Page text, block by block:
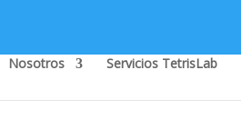
Nosotros Servicios TetrisLab